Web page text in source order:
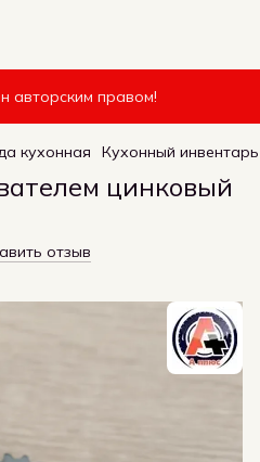
авторским правом!
кухонная Кухонный инвентарь
цинковый
отзыв